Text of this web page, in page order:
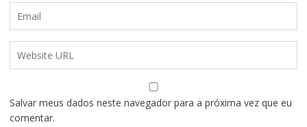
Salvar meus dados neste navegador para a próxima vez que eu
comentar.